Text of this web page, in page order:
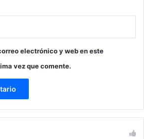
electrónico y web en este
vez que comente.